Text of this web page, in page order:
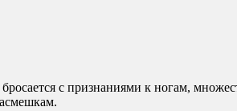
с признаниями к ногам,